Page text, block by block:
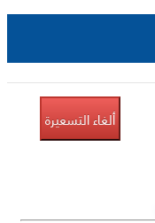
ألغاء التسعيرة